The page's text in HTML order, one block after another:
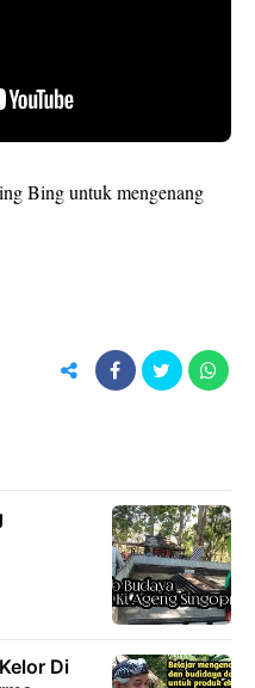
Bing untuk mengenang
Di